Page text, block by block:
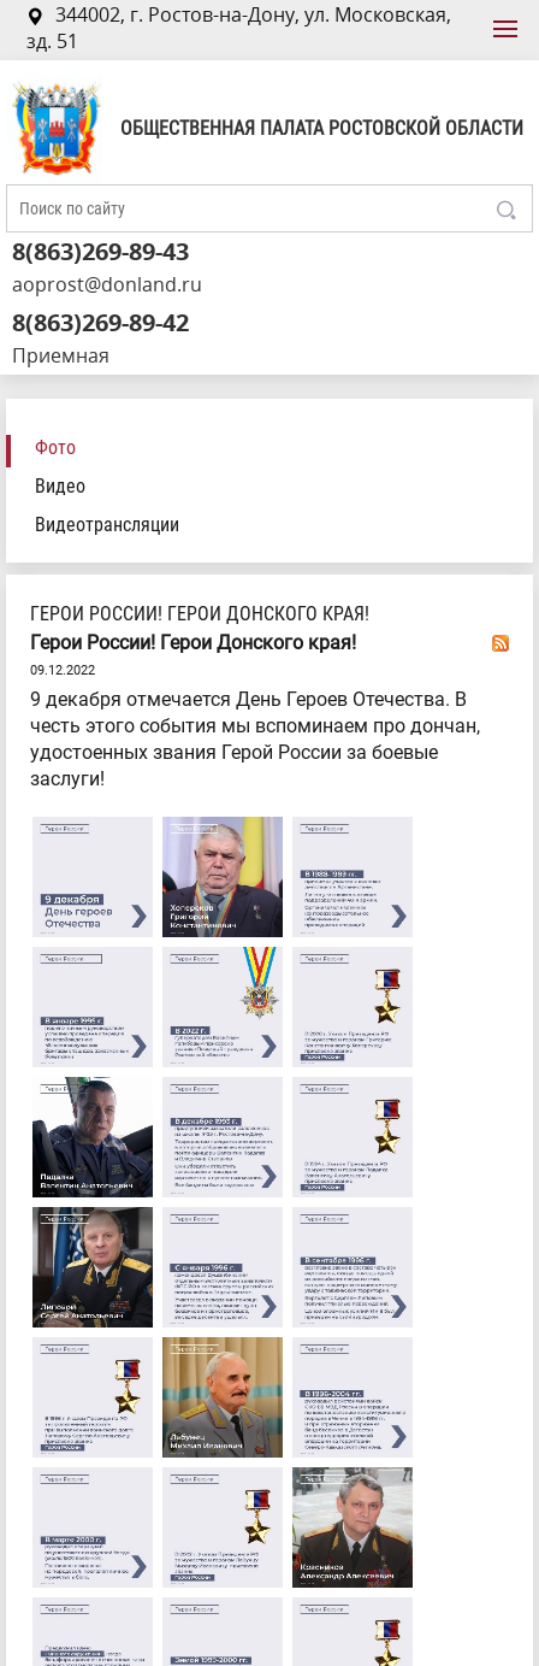
344002, г. Ростов-на-Дону, ул. Московская,
зд. 51
ОБЩЕСТВЕННАЯ ПАЛАТА РОСТОВСКОЙ ОБЛАСТИ
8(863)269-89-43
aoprost@donland.ru
8(863)269-89-42
Приемная
Фото
Видео
Видеотрансляции
ГЕРОИ РОССИИ! ГЕРОИ ДОНСКОГО КРАЯ!
Герои России! Герои Донского края!
09.12.2022
9 декабря отмечается День Героев Отечества. В
честь этого события мы вспоминаем про дончан,
удостоенных звания Герой России за боевые
заслуги!